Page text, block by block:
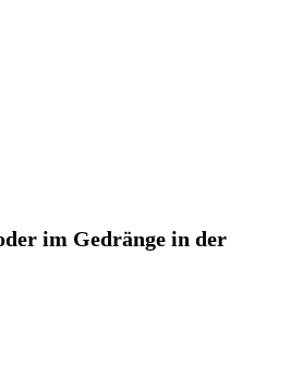
im Gedränge in der